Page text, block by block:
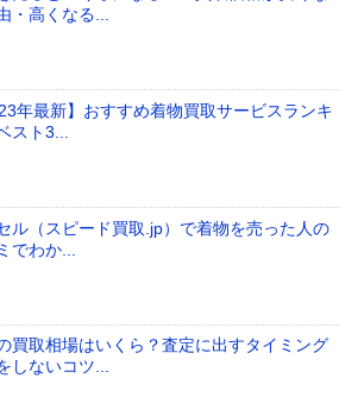
・高くなる...
年最新】おすすめ着物買取サービスランキ
スト3...
ル（スピード買取.jp）で着物を売った人の
でわか...
買取相場はいくら？査定に出すタイミング
しないコツ...